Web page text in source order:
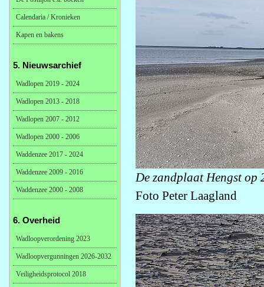
De zandplaat Hengst op
Foto Peter Laagland
Calendaria / Kronieken
Kapen en bakens
5. Nieuwsarchief
Wadlopen 2019 - 2024
Wadlopen 2013 - 2018
Wadlopen 2007 - 2012
Wadlopen 2000 - 2006
Waddenzee 2017 - 2024
Waddenzee 2009 - 2016
Waddenzee 2000 - 2008
6. Overheid
Wadloopverordening 2023
Wadloopvergunningen 2026-2032
Veiligheidsprotocol 2018